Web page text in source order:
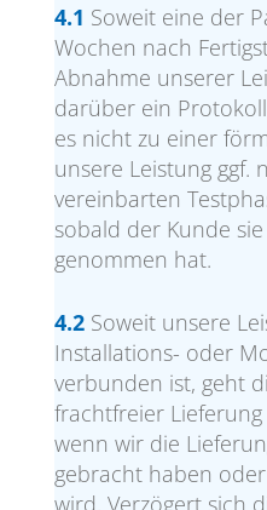
4.1 Soweit eine der
Wochen nach
Abnahme unserer
darüber ein
es nicht zu einer
unsere Leistung ggf.
vereinbarten
sobald der Kunde
genommen hat.
4.2Soweit unsere
Installations- oder
verbunden ist, geht
frachtfreier
wenn wir die
gebracht haben
wird. Verzögert sich